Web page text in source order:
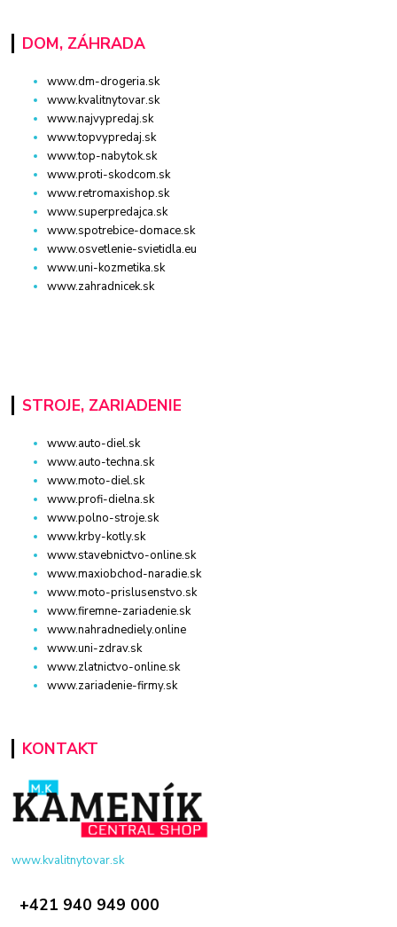
DOM, ZÁHRADA
www.dm-drogeria.sk
www.kvalitnytovar.sk
www.najvypredaj.sk
www.topvypredaj.sk
www.top-nabytok.sk
www.proti-skodcom.sk
www.retromaxishop.sk
www.superpredajca.sk
www.spotrebice-domace.sk
www.osvetlenie-svietidla.eu
www.uni-kozmetika.sk
www.zahradnicek.sk
STROJE, ZARIADENIE
www.auto-diel.sk
www.auto-techna.sk
www.moto-diel.sk
www.profi-dielna.sk
www.polno-stroje.sk
www.krby-kotly.sk
www.stavebnictvo-online.sk
www.maxiobchod-naradie.sk
www.moto-prislusenstvo.sk
www.firemne-zariadenie.sk
www.nahradnediely.online
www.uni-zdrav.sk
www.zlatnictvo-online.sk
www.zariadenie-firmy.sk
KONTAKT
www.kvalitnytovar.sk
+421 940 949 000